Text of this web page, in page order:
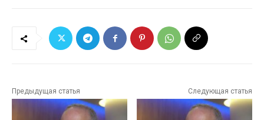
Предыдущая статья Следующая статья